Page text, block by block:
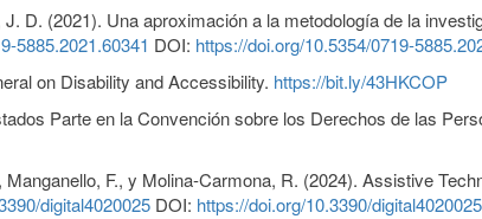
D. (2021). Una aproximación a la metodología de la
5885.2021.60341 DOI: https://doi.org/10.5354/0719-
on Disability and Accessibility. https://bit.ly/43HKCOP
Parte en la Convención sobre los Derechos de las
F., y Molina-Carmona, R. (2024). Assistive
digital4020025 DOI: https://doi.org/10.3390/digital4020025